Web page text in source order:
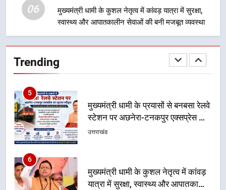
06
मुख्यमंत्री धामी के कुशल नेतृत्व में कांवड़ यात्रा में सुरक्षा,
स्वास्थ्य और आपातकालीन सेवाओं की बनी मजबूत व्यवस्था
Trending
स्टेशन पर अछनेरा-टनकपुर एक्सप्रेस का
6
मुख्यमंत्री धामी के कुशल नेतृत्व में कांवड़
यात्रा में सुरक्षा, स्वास्थ्य और आपातकालीन
सेवाओं की बनी मजबूत व्यवस्था
उत्तराखंड
7
मुख्यमंत्री धामी के नेतृत्व में मसूरी बन रही
विकास और पर्यटन का नया केंद्र